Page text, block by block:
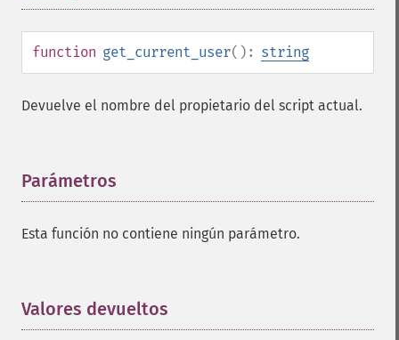
function get_current_user(): string
Devuelve el nombre del propietario del script actual.
Parámetros
Esta función no contiene ningún parámetro.
Valores devueltos